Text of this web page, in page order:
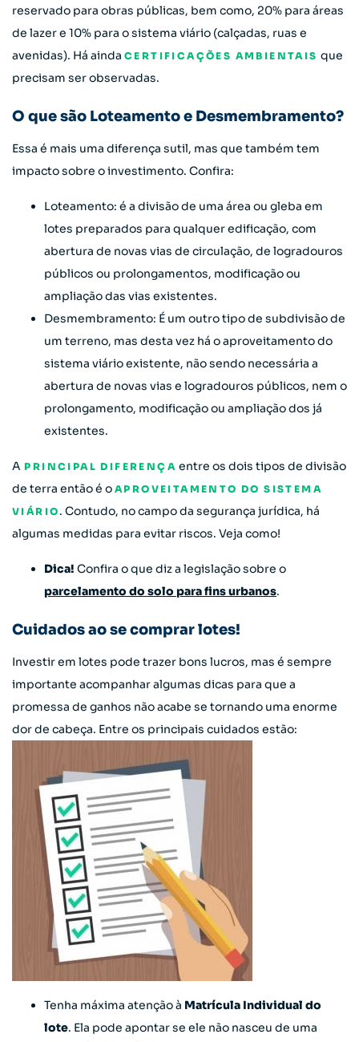
reservado para obras públicas, bem como, 20% para áreas
de lazer e 10% para o sistema viário (calçadas, ruas e
avenidas). Há ainda CERTIFICAÇÕES AMBIENTAIS que
precisam ser observadas.
O que são Loteamento e Desmembramento?
Essa é mais uma diferença sutil, mas que também tem
impacto sobre o investimento. Confira:
Loteamento: é a divisão de uma área ou gleba em
lotes preparados para qualquer edificação, com
abertura de novas vias de circulação, de logradouros
públicos ou prolongamentos, modificação ou
ampliação das vias existentes.
Desmembramento: É um outro tipo de subdivisão de
um terreno, mas desta vez há o aproveitamento do
sistema viário existente, não sendo necessária a
abertura de novas vias e logradouros públicos, nem o
prolongamento, modificação ou ampliação dos já
existentes.
A PRINCIPAL DIFERENÇA entre os dois tipos de divisão
de terra então é o APROVEITAMENTO DO SISTEMA
VIÁRIO . Contudo, no campo da segurança jurídica, há
algumas medidas para evitar riscos. Veja como!
Dica! Confira o que diz a legislação sobre o
parcelamento do solo para fins urbanos.
Cuidados ao se comprar lotes!
Investir em lotes pode trazer bons lucros, mas é sempre
importante acompanhar algumas dicas para que a
promessa de ganhos não acabe se tornando uma enorme
dor de cabeça. Entre os principais cuidados estão:
Tenha máxima atenção à Matrícula Individual do
lote. Ela pode apontar se ele não nasceu de uma